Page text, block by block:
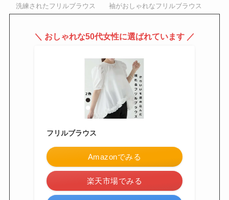
洗練されたフリルブラウス 袖がおしゃれなフリルブラウス
＼ おしゃれな50代女性に選ばれています ／
フリルブラウス
Amazonでみる
楽天市場でみる